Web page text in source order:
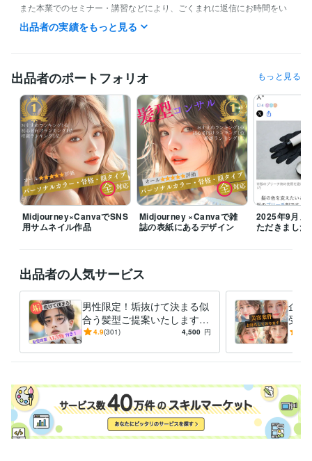
また本業でのセミナー・講習などにより、ごくまれに返信にお時間をい
ただく場合がございます。ご理解、ご協力の程よろしくお願いいたしま
す。
経験職種
経営・マネジメント / 経営者・CEO・COO
経営・マネジメント / 取締役・執行役員 経験年数 : 3年
ライフスタイル・その他 / 講師・インストラクター 経験年数 : 8年
ライフスタイル・その他 / 美容師・ネイリスト・美容家
経験年数 : 1
8年
職歴
有限会社マキアンドファイン 2011年8月 ~ 現在
合同会社Ｏｕｒｉｎ 2023年9月 ~ 現在
受賞歴
海外美容関係者に向けてセミナー開催 美容学校コンテスト審査員
パ
グノシー/楽天ブログ/gooニュース
ログ/gooニュース
Yahoo!ニュース/グノシー/楽天ブログ/gooニュー
Yahoo!ニュース/グノシー/楽天ブログ/gooニュース
得意分野
住まい・美容・生活相談 各種診断を織り混ぜた髪型提案 骨格診断/
パーソナルカラー診断/美容師
美容 ファッション メイク ヘアスタイル
似合わせ
窪田理容美容専門学校 2004年3月 ~ 2006年2月
出品者の実績をもっと見る
出品者のポートフォリオ もっと見る
Midjourney×CanvaでSNS
用サムネイル作品
Midjourney ×Canvaで雑
誌の表紙にあるデザイン
2025年9月メ
ただきました
出品者の人気サービス
男性限定！垢抜けて決まる似
合う髪型ご提案いたします
オシャレは9割が理論！闘う
す！
4.9(301) 4,500 円
企業
受付
ご依